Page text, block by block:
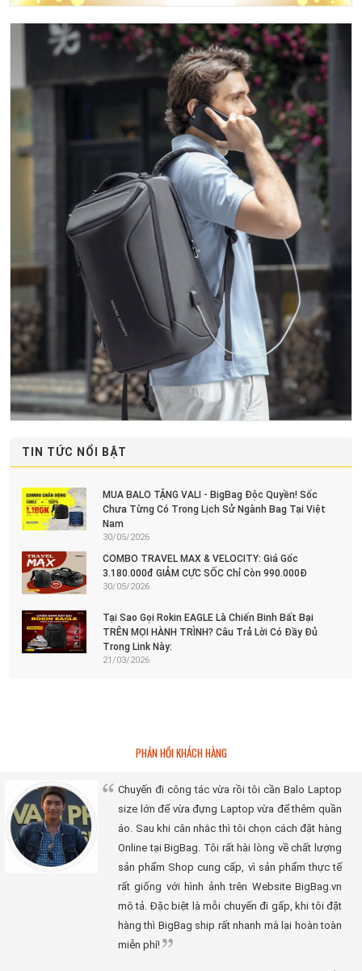
TIN TỨC NỔI BẬT
MUA BALO TẶNG VALI - BigBag Độc Quyền! Sốc
Chưa Từng Có Trong Lịch Sử Ngành Bag Tại Việt
Nam
30/05/2026
COMBO TRAVEL MAX & VELOCITY: Giá Gốc
3.180.000đ GIẢM CỰC SỐC Chỉ Còn 990.000Đ
30/05/2026
Tại Sao Gọi Rokin EAGLE Là Chiến Binh Bất Bại
TRÊN MỌI HÀNH TRÌNH? Câu Trả Lời Có Đầy Đủ
Trong Link Này:
21/03/2026
PHẢN HỒI KHÁCH HÀNG
Chuyến đi công tác vừa rồi tôi cần Balo Laptop
size lớn để vừa đựng Laptop vừa để thêm quần
áo. Sau khi cân nhắc thì tôi chọn cách đặt hàng
Online tại BigBag. Tôi rất hài lòng về chất lượng
sản phẩm Shop cung cấp, vì sản phẩm thực tế
rất giống với hình ảnh trên Website BigBag.vn
mô tả. Đặc biệt là mỗi chuyến đi gấp, khi tôi đặt
hàng thì BigBag ship rất nhanh mà lại hoàn toàn
miễn phí!